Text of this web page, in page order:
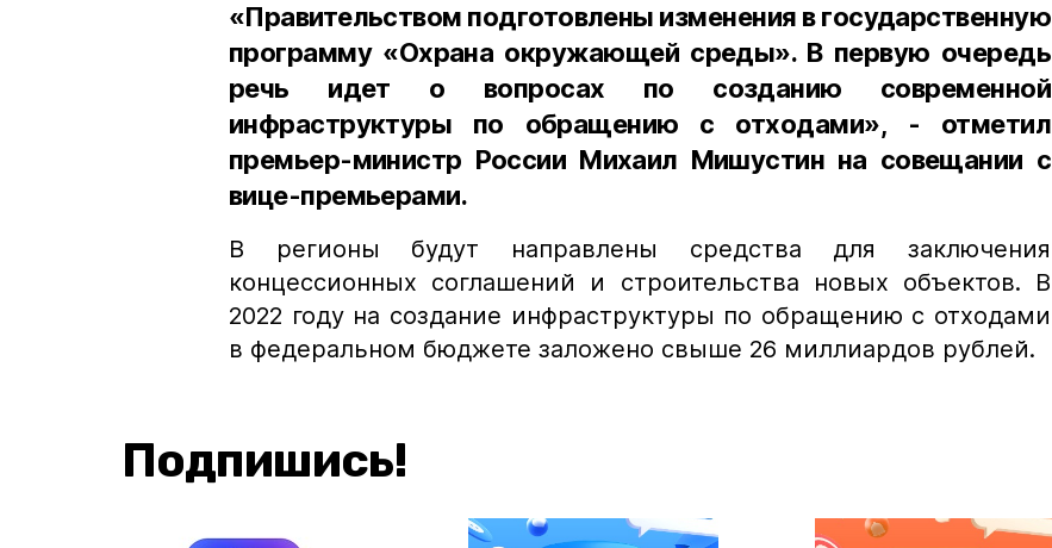
«Правительством подготовлены изменения в государственную
программу «Охрана окружающей среды». В первую очередь
речь идет о вопросах по созданию современной
инфраструктуры по обращению с отходами», - отметил
премьер-министр России Михаил Мишустин на совещании с
вице-премьерами.
В регионы будут направлены средства для заключения
концессионных соглашений и строительства новых объектов. В
2022 году на создание инфраструктуры по обращению с отходами
в федеральном бюджете заложено свыше 26 миллиардов рублей.
Подпишись!